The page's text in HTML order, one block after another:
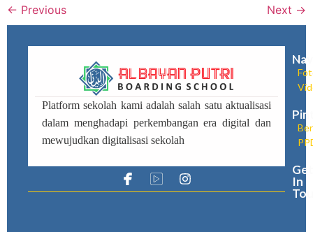
← Previous Next →
Platform sekolah kami adalah salah satu aktualisasi
dalam menghadapi perkembangan era digital dan
mewujudkan digitalisasi sekolah
Get
In